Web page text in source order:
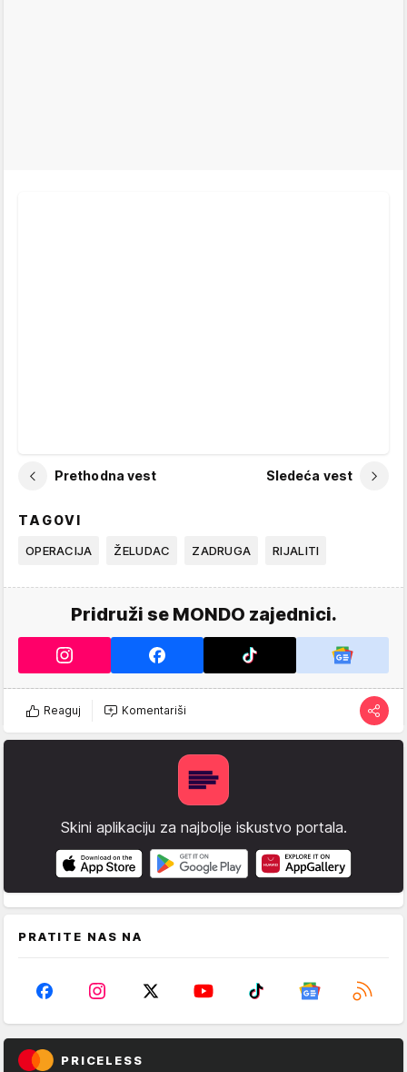
Prethodna vest Sledeća vest
TAGOVI
OPERACIJA ŽELUDAC ZADRUGA RIJALITI
Pridruži se MONDO zajednici.
Reaguj Komentariši
Skini aplikaciju za najbolje iskustvo portala.
PRATITE NAS NA
PRICELESS